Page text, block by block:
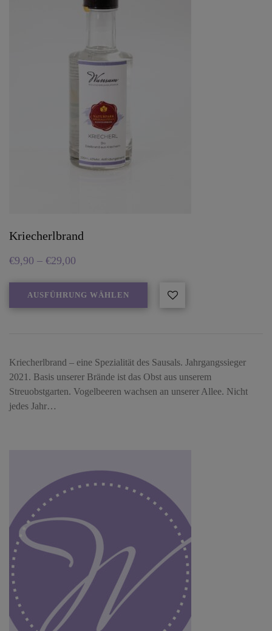
Kriecherlbrand
€9,90 – €29,00
AUSFÜHRUNG WÄHLEN
Kriecherlbrand – eine Spezialität des Sausals. Jahrgangssieger
2021. Basis unserer Brände ist das Obst aus unserem
Streuobstgarten. Vogelbeeren wachsen an unserer Allee. Nicht
jedes Jahr…